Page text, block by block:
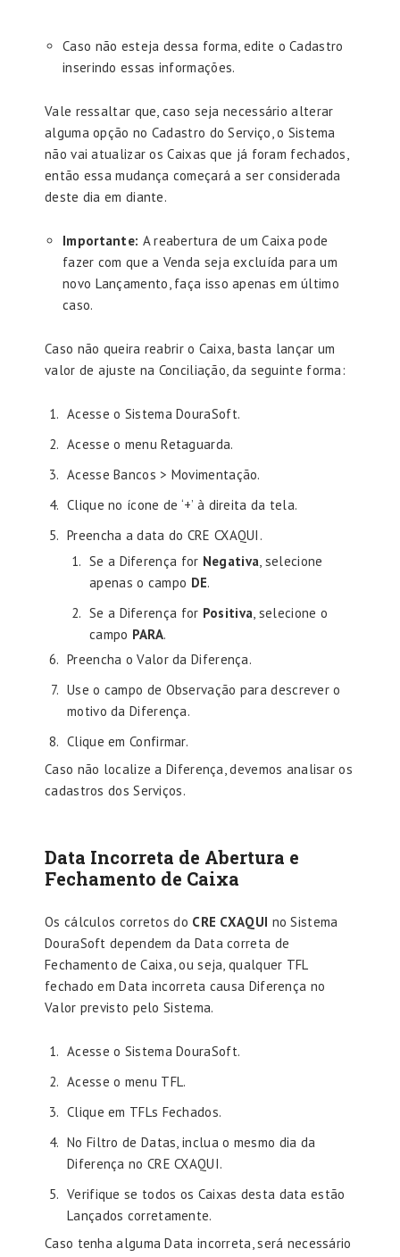
Caso não esteja dessa forma, edite o Cadastro
inserindo essas informações.
Vale ressaltar que, caso seja necessário alterar
alguma opção no Cadastro do Serviço, o Sistema
não vai atualizar os Caixas que já foram fechados,
então essa mudança começará a ser considerada
deste dia em diante.
Importante: A reabertura de um Caixa pode
fazer com que a Venda seja excluída para um
novo Lançamento, faça isso apenas em último
caso.
Caso não queira reabrir o Caixa, basta lançar um
valor de ajuste na Conciliação, da seguinte forma:
Acesse o Sistema DouraSoft.
Acesse o menu Retaguarda.
Acesse Bancos > Movimentação.
Clique no ícone de ‘+’ à direita da tela.
Preencha a data do CRE CXAQUI.
Se a Diferença for Negativa, selecione
apenas o campo DE.
Se a Diferença for Positiva, selecione o
campo PARA.
Preencha o Valor da Diferença.
Use o campo de Observação para descrever o
motivo da Diferença.
Clique em Confirmar.
Caso não localize a Diferença, devemos analisar os
cadastros dos Serviços.
Data Incorreta de Abertura e
Fechamento de Caixa
Os cálculos corretos do CRE CXAQUI no Sistema
DouraSoft dependem da Data correta de
Fechamento de Caixa, ou seja, qualquer TFL
fechado em Data incorreta causa Diferença no
Valor previsto pelo Sistema.
Acesse o Sistema DouraSoft.
Acesse o menu TFL.
Clique em TFLs Fechados.
No Filtro de Datas, inclua o mesmo dia da
Diferença no CRE CXAQUI.
Verifique se todos os Caixas desta data estão
Lançados corretamente.
Caso tenha alguma Data incorreta, será necessário